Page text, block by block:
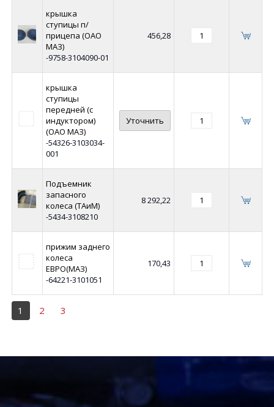
крышка
ступицы п/
прицепа (ОАО
МАЗ)
-9758-3104090-01
456,28
крышка
ступицы
передней (с
индуктором)
(ОАО МАЗ)
-54326-3103034-
001
Уточнить
Подъемник
запасного
колеса (ТАиМ)
-5434-3108210
8 292,22
прижим заднего
колеса
ЕВРО(МАЗ)
-64221-3101051
170,43
1 2 3